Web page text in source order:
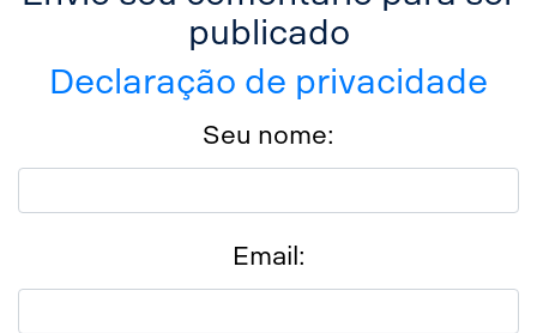
LinkedIn
WhatsApp
publicado
Declaração de privacidade
Seu nome:
Email: